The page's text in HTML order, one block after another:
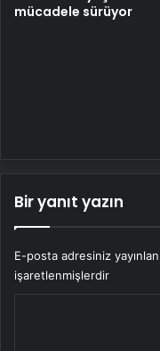
mücadele sürüyor
Bir yanıt yazın
E-posta adresiniz
işaretlenmişlerdir